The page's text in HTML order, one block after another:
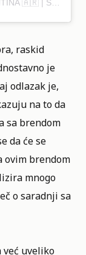
raskid
je
odlazak je,
na to da
sa brendom
da će se
ovim brendom
mnogo
o saradnji sa
već uveliko